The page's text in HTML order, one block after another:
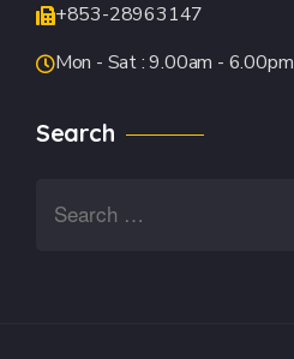
+853-28963147
Mon - Sat : 9.00am - 6.00pm
Search